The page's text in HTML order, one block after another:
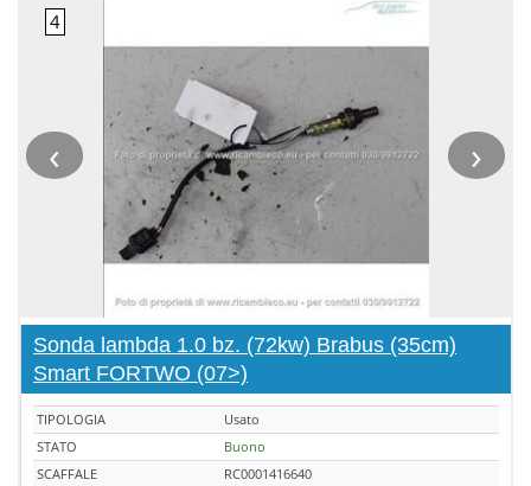
‹ ›
Sonda lambda 1.0 bz. (72kw) Brabus (35cm)
Smart FORTWO (07>)
TIPOLOGIA
Usato
STATO
Buono
SCAFFALE
RC0001416640